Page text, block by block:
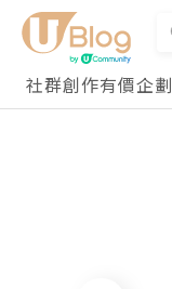
社群創作有價企劃